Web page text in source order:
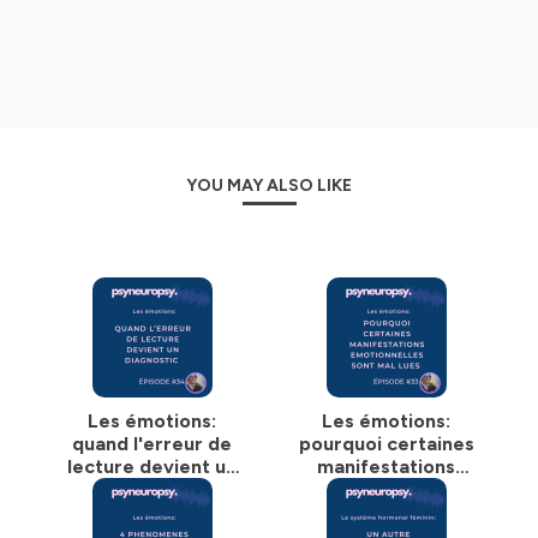
YOU MAY ALSO LIKE
Les émotions:
quand l'erreur de
lecture devient un
diagnostic
Les émotions:
pourquoi certaines
manifestations
émotionnelles sont
mal lues?